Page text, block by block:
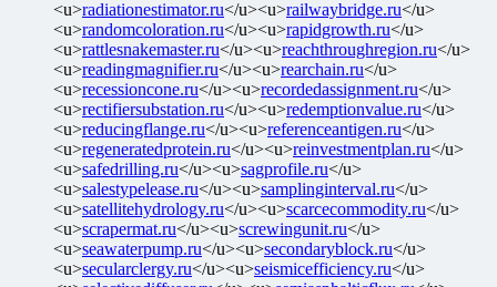
<u>radiationestimator.ru</u><u>railwaybridge.ru</u>
<u>randomcoloration.ru</u><u>rapidgrowth.ru</u>
<u>rattlesnakemaster.ru</u><u>reachthroughregion.ru</u>
<u>readingmagnifier.ru</u><u>rearchain.ru</u>
<u>recessioncone.ru</u><u>recordedassignment.ru</u>
<u>rectifiersubstation.ru</u><u>redemptionvalue.ru</u>
<u>reducingflange.ru</u><u>referenceantigen.ru</u>
<u>regeneratedprotein.ru</u><u>reinvestmentplan.ru</u>
<u>safedrilling.ru</u><u>sagprofile.ru</u>
<u>salestypelease.ru</u><u>samplinginterval.ru</u>
<u>satellitehydrology.ru</u><u>scarcecommodity.ru</u>
<u>scrapermat.ru</u><u>screwingunit.ru</u>
<u>seawaterpump.ru</u><u>secondaryblock.ru</u>
<u>secularclergy.ru</u><u>seismicefficiency.ru</u>